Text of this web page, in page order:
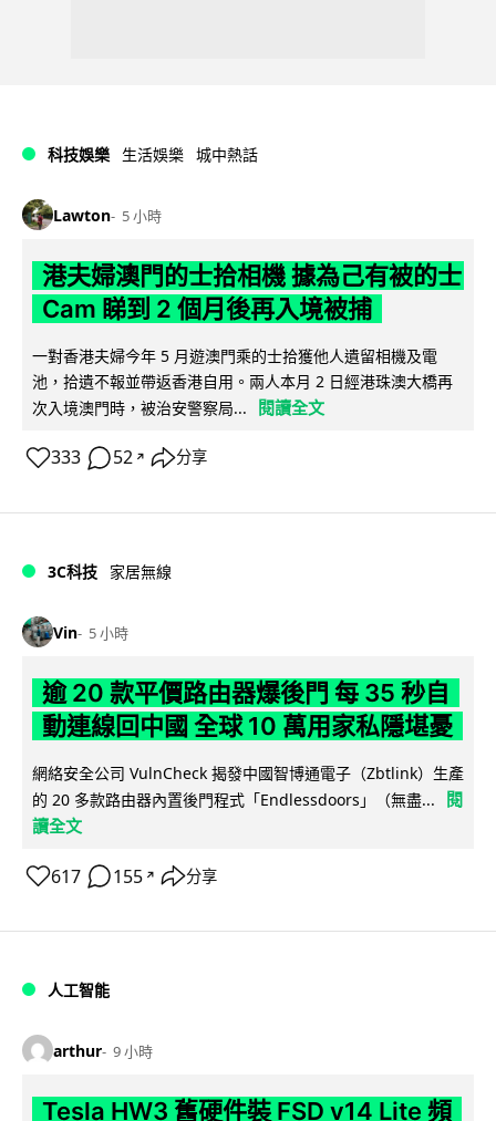
科技娛樂 生活娛樂 城中熱話
Lawton 5 小時
港夫婦澳門的士拾相機 據為己有被的士
Cam 睇到 2 個月後再入境被捕
一對香港夫婦今年 5 月遊澳門乘的士拾獲他人遺留相機及電
池，拾遺不報並帶返香港自用。兩人本月 2 日經港珠澳大橋再
次入境澳門時，被治安警察局...
閱讀全文
333 52 ↗ 分享
3C科技 家居無線
Vin 5 小時
逾 20 款平價路由器爆後門 每 35 秒自
動連線回中國 全球 10 萬用家私隱堪憂
網絡安全公司 VulnCheck 揭發中國智博通電子（Zbtlink）生產
的 20 多款路由器內置後門程式「Endlessdoors」（無盡...
閱
讀全文
617 155 ↗ 分享
人工智能
arthur 9 小時
Tesla HW3 舊硬件裝 FSD v14 Lite 頻